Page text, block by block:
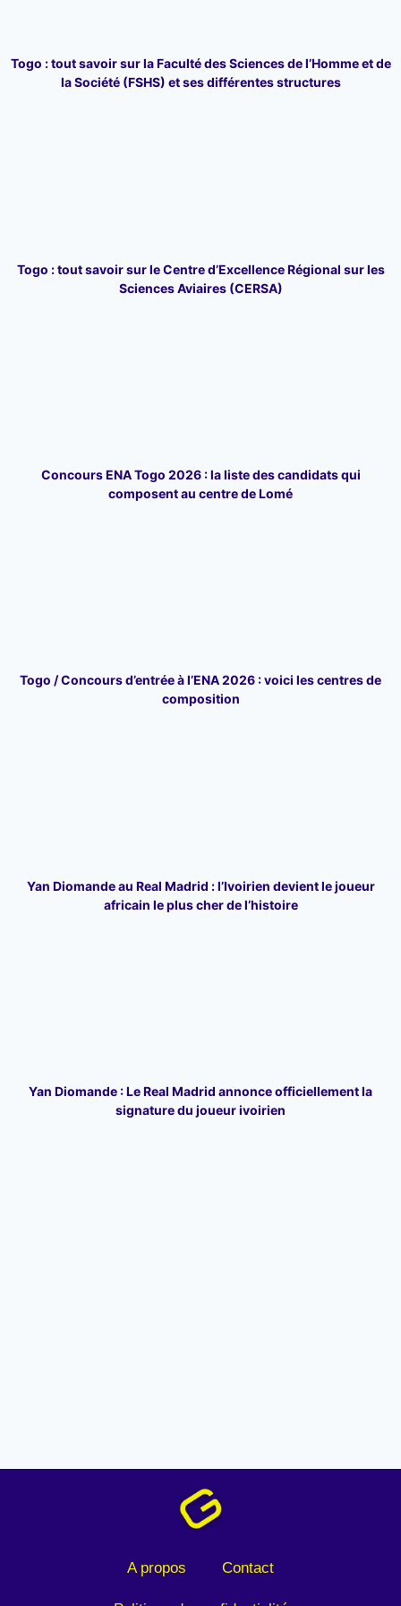
Togo : tout savoir sur la Faculté des Sciences de l’Homme et de
la Société (FSHS) et ses différentes structures
Togo : tout savoir sur le Centre d’Excellence Régional sur les
Sciences Aviaires (CERSA)
Concours ENA Togo 2026 : la liste des candidats qui
composent au centre de Lomé
Togo / Concours d’entrée à l’ENA 2026 : voici les centres de
composition
Yan Diomande au Real Madrid : l’Ivoirien devient le joueur
africain le plus cher de l’histoire
Yan Diomande : Le Real Madrid annonce officiellement la
signature du joueur ivoirien
A propos Contact